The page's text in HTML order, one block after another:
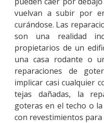
vuelvan a subir por
curándose. Las
son una realidad
propietarios de un
una casa rodante o
reparaciones de
implicar casi cualquier
tejas dañadas, la
goteras en el techo o
con revestimientos para